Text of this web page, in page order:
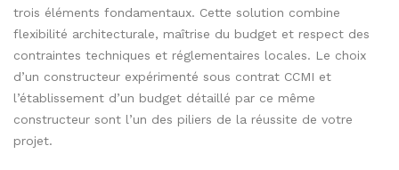
trois éléments fondamentaux. Cette solution combine
flexibilité architecturale, maîtrise du budget et respect des
contraintes techniques et réglementaires locales. Le choix
d’un constructeur expérimenté sous contrat CCMI et
l’établissement d’un budget détaillé par ce même
constructeur sont l’un des piliers de la réussite de votre
projet.